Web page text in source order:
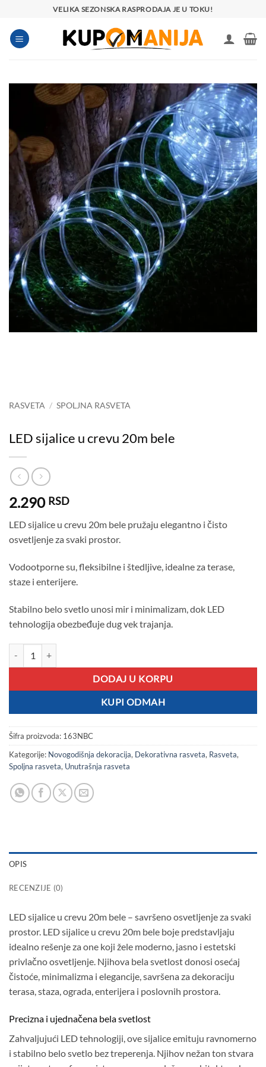
sadržaj
VELIKA SEZONSKA RASPRODAJA JE U TOKU!
RASVETA / SPOLJNA RASVETA
LED sijalice u crevu 20m bele
2.290 RSD
LED sijalice u crevu 20m bele pružaju elegantno i čisto
osvetljenje za svaki prostor.
Vodootporne su, fleksibilne i štedljive, idealne za terase,
staze i enterijere.
Stabilno belo svetlo unosi mir i minimalizam, dok LED
tehnologija obezbeđuje dug vek trajanja.
DODAJ U KORPU
KUPI ODMAH
Šifra proizvoda: 163NBC
Kategorije: Novogodišnja dekoracija, Dekorativna rasveta, Rasveta,
Spoljna rasveta, Unutrašnja rasveta
OPIS
RECENZIJE (0)
LED sijalice u crevu 20m bele – savršeno osvetljenje za svaki
prostor. LED sijalice u crevu 20m bele boje predstavljaju
idealno rešenje za one koji žele moderno, jasno i estetski
privlačno osvetljenje. Njihova bela svetlost donosi osećaj
čistoće, minimalizma i elegancije, savršena za dekoraciju
terasa, staza, ograda, enterijera i poslovnih prostora.
Precizna i ujednačena bela svetlost
Zahvaljujući LED tehnologiji, ove sijalice emituju ravnomerno
i stabilno belo svetlo bez treperenja. Njihov nežan ton stvara